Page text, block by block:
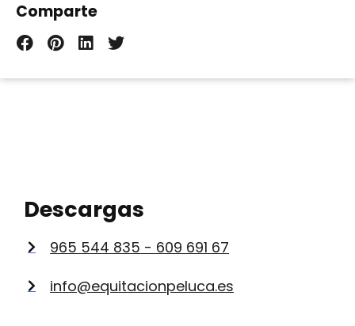
Comparte
Descargas
965 544 835 - 609 691 67
info@equitacionpeluca.es